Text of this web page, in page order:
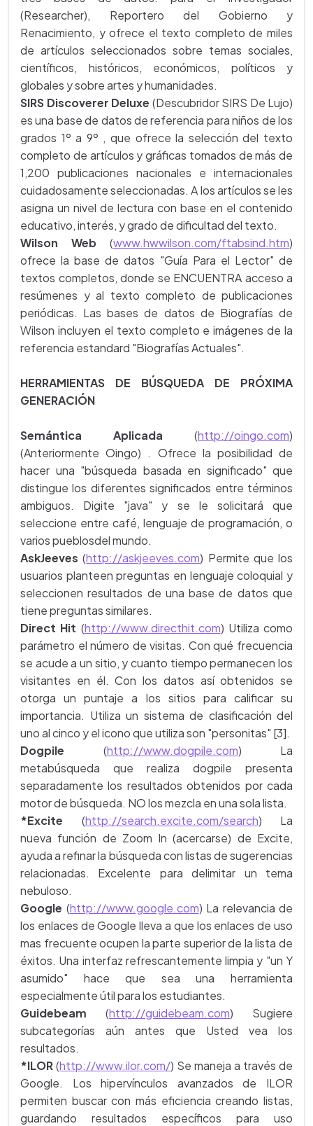
(Researcher), Reportero del Gobierno y
Renacimiento, y ofrece el texto completo de miles
de artículos seleccionados sobre temas sociales,
científicos, históricos, económicos, políticos y
globales y sobre artes y humanidades.
SIRS Discoverer Deluxe (Descubridor SIRS De Lujo)
es una base de datos de referencia para niños de los
grados 1º a 9º , que ofrece la selección del texto
completo de artículos y gráficas tomados de más de
1,200 publicaciones nacionales e internacionales
cuidadosamente seleccionadas. A los artículos se les
asigna un nivel de lectura con base en el contenido
educativo, interés, y grado de dificultad del texto.
Wilson Web (www.hwwilson.com/ftabsind.htm)
ofrece la base de datos "Guía Para el Lector" de
textos completos, donde se ENCUENTRA acceso a
resúmenes y al texto completo de publicaciones
periódicas. Las bases de datos de Biografías de
Wilson incluyen el texto completo e imágenes de la
referencia estandard "Biografías Actuales".
HERRAMIENTAS DE BÚSQUEDA DE PRÓXIMA
GENERACIÓN
Semántica Aplicada (http://oingo.com)
(Anteriormente Oingo) . Ofrece la posibilidad de
hacer una "búsqueda basada en significado" que
distingue los diferentes significados entre términos
ambiguos. Digite "java" y se le solicitará que
seleccione entre café, lenguaje de programación, o
varios pueblosdel mundo.
AskJeeves(http://askjeeves.com) Permite que los
usuarios planteen preguntas en lenguaje coloquial y
seleccionen resultados de una base de datos que
tiene preguntas similares.
Direct Hit (http://www.directhit.com) Utiliza como
parámetro el número de visitas. Con qué frecuencia
se acude a un sitio, y cuanto tiempo permanecen los
visitantes en él. Con los datos así obtenidos se
otorga un puntaje a los sitios para calificar su
importancia. Utiliza un sistema de clasificación del
uno al cinco y el icono que utiliza son "personitas" [3].
Dogpile (http://www.dogpile.com) La
metabúsqueda que realiza dogpile presenta
separadamente los resultados obtenidos por cada
motor de búsqueda. NO los mezcla en una sola lista.
*Excite (http://search.excite.com/search) La
nueva función de Zoom In (acercarse) de Excite,
ayuda a refinar la búsqueda con listas de sugerencias
relacionadas. Excelente para delimitar un tema
nebuloso.
Google (http://www.google.com) La relevancia de
los enlaces de Google lleva a que los enlaces de uso
mas frecuente ocupen la parte superior de la lista de
éxitos. Una interfaz refrescantemente limpia y "un Y
asumido" hace que sea una herramienta
especialmente útil para los estudiantes.
Guidebeam (http://guidebeam.com) Sugiere
subcategorías aún antes que Usted vea los
resultados.
*ILOR (http://www.ilor.com/) Se maneja a través de
Google. Los hipervínculos avanzados de ILOR
permiten buscar con más eficiencia creando listas,
guardando resultados específicos para uso